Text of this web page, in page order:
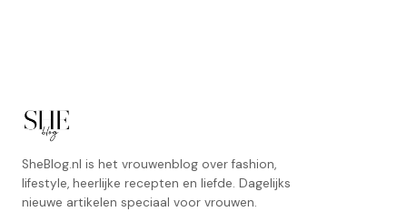
SheBlog.nl is het vrouwenblog over fashion,
lifestyle, heerlijke recepten en liefde. Dagelijks
nieuwe artikelen speciaal voor vrouwen.